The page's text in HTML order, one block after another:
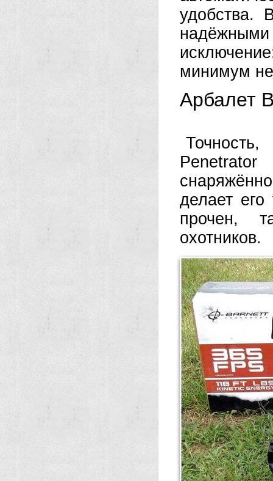
удобства.
минимум
Арбалет
делает
прочен,
охотников.